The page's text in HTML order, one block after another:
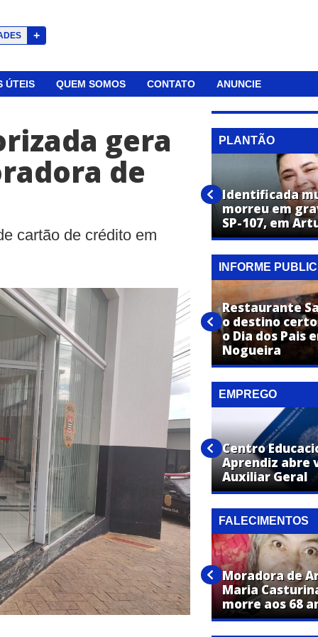
+
ÚTEIS QUEM SOMOS CONTATO ANUNCIE
gera
de
cartão de crédito em
PLANTÃO
Identificada
morreu em
SP-107, em
INFORME
Sono ruim na gestação? Veja
o que pode explicar o caso
Restaurante
o destino
o Dia dos Pais
Nogueira
EMPREGO
Net Aki abre vaga para
Instalador de Internet
Centro
Aprendiz abre
Auxiliar Geral
FALECIMENTOS
Natalino Theodora de
Almeida, de Artur Nogueira,
falece aos 73 anos
Moradora de
Maria
morre aos 68